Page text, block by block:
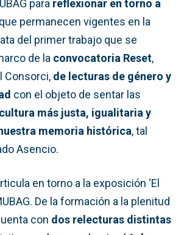
para reflexionar en torno a
que permanecen vigentes en la
del primer trabajo que se
de la convocatoria Reset,
Consorci, de lecturas de género y
con el objeto de sentar las
cultura más justa, igualitaria y
memoria histórica, tal
Asencio.
en torno a la exposición ‘El
De la formación a la plenitud
con dos relecturas distintas